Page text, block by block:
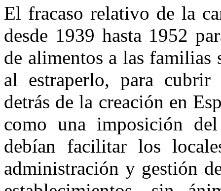
El fracaso relativo de la
desde 1939 hasta 1952
de alimentos a las
al estraperlo, para cubrir
detrás de la creación en
como una imposición
debían facilitar los
administración y gestión